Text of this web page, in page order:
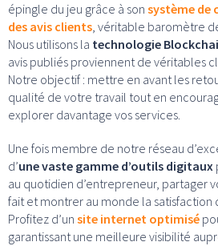
épingle du jeu grâce à son système de
des avis clients , véritable baromètre
Nous utilisons la technologie
avis publiés proviennent de véritables
Notre objectif : mettre en avant les
qualité de votre travail tout en
explorer davantage vos services.
Une fois membre de notre réseau
d’une vaste gamme d’outils digitaux
au quotidien d’entrepreneur, partager
fait et montrer au monde la satisfaction
Profitez d’un site internet optimisé
garantissant une meilleure visibilité